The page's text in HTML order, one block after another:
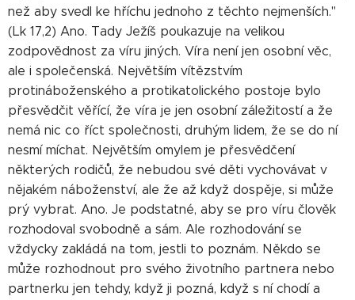
než aby svedl ke hříchu jednoho z těchto nejmenších."
(Lk 17,2) Ano. Tady Ježíš poukazuje na velikou
zodpovědnost za víru jiných. Víra není jen osobní věc,
ale i společenská. Největším vítězstvím
protináboženského a protikatolického postoje bylo
přesvědčit věřící, že víra je jen osobní záležitostí a že
nemá nic co říct společnosti, druhým lidem, že se do ní
nesmí míchat. Největším omylem je přesvědčení
některých rodičů, že nebudou své děti vychovávat v
nějakém náboženství, ale že až když dospěje, si může
prý vybrat. Ano. Je podstatné, aby se pro víru člověk
rozhodoval svobodně a sám. Ale rozhodování se
vždycky zakládá na tom, jestli to poznám. Někdo se
může rozhodnout pro svého životního partnera nebo
partnerku jen tehdy, když ji pozná, když s ní chodí a